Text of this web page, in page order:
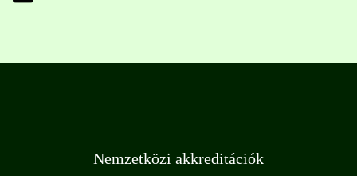
Nemzetközi akkreditációk